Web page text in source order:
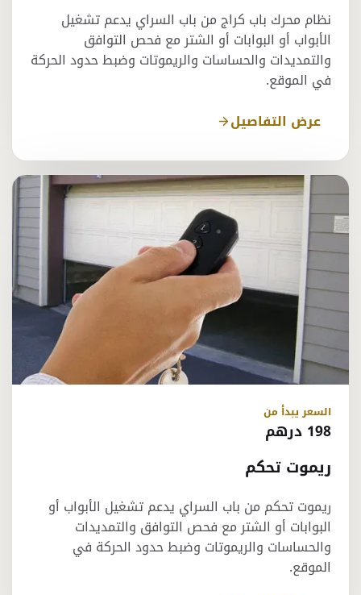
نظام محرك باب كراج من باب السراي يدعم تشغيل
الأبواب أو البوابات أو الشتر مع فحص التوافق
والتمديدات والحساسات والريموتات وضبط حدود الحركة
في الموقع.
عرض التفاصيل
السعر يبدأ من
198 درهم
ريموت تحكم
ريموت تحكم من باب السراي يدعم تشغيل الأبواب أو
البوابات أو الشتر مع فحص التوافق والتمديدات
والحساسات والريموتات وضبط حدود الحركة في
الموقع.